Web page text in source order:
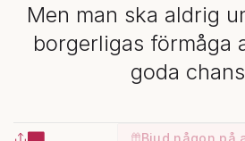
Men man ska aldrig
borgerligas förmåga
goda